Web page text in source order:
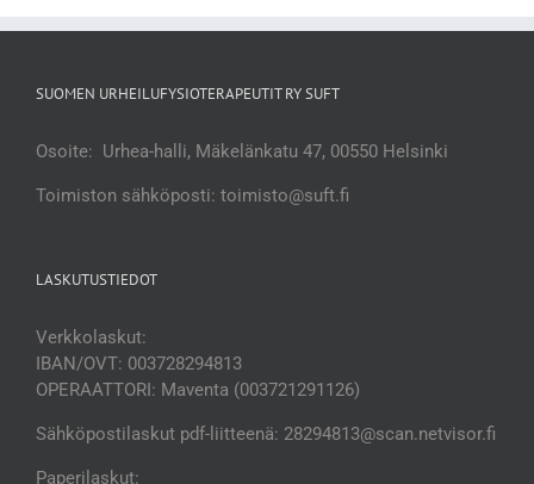
SUOMEN URHEILUFYSIOTERAPEUTIT RY SUFT
Osoite: Urhea-halli, Mäkelänkatu 47, 00550 Helsinki
Toimiston sähköposti: toimisto@suft.fi
LASKUTUSTIEDOT
Verkkolaskut:
IBAN/OVT: 003728294813
OPERAATTORI: Maventa (003721291126)
Sähköpostilaskut pdf-liitteenä: 28294813@scan.netvisor.fi
Paperilaskut: